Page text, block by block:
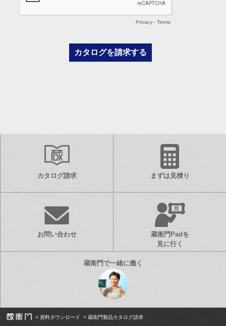
カタログ請求 まずは見積り
お問い合わせ
蔵衛門Padを
見に行く
資料ダウンロード 蔵衛門製品カタログ請求